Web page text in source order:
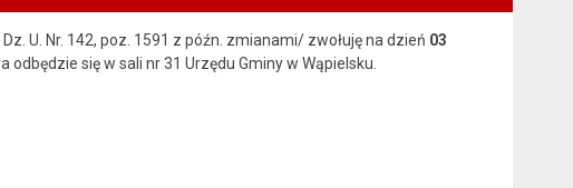
U. Nr. 142, poz. 1591 z późn. zmianami/ zwołuję na dzień 03
odbędzie się w sali nr 31 Urzędu Gminy w Wąpielsku.